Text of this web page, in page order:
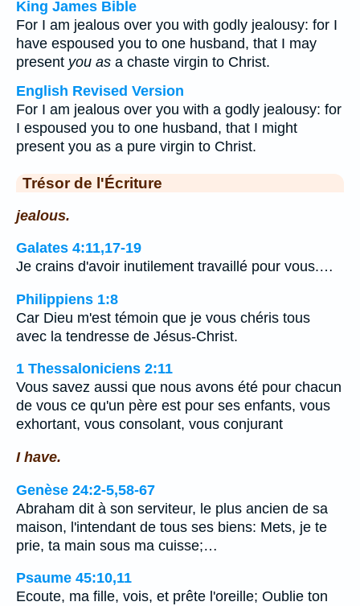
King James Bible
For I am jealous over you with godly jealousy: for I
have espoused you to one husband, that I may
present you as a chaste virgin to Christ.
English Revised Version
For I am jealous over you with a godly jealousy: for
I espoused you to one husband, that I might
present you as a pure virgin to Christ.
Trésor de l'Écriture
jealous.
Galates 4:11,17-19
Je crains d'avoir inutilement travaillé pour vous.…
Philippiens 1:8
Car Dieu m'est témoin que je vous chéris tous
avec la tendresse de Jésus-Christ.
1 Thessaloniciens 2:11
Vous savez aussi que nous avons été pour chacun
de vous ce qu'un père est pour ses enfants, vous
exhortant, vous consolant, vous conjurant
I have.
Genèse 24:2-5,58-67
Abraham dit à son serviteur, le plus ancien de sa
maison, l'intendant de tous ses biens: Mets, je te
prie, ta main sous ma cuisse;…
Psaume 45:10,11
Ecoute, ma fille, vois, et prête l'oreille; Oublie ton